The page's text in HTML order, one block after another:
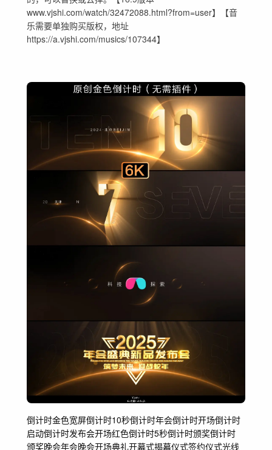
www.vjshi.com/watch/32472088.html?from=user】【音
乐需要单独购买版权，地址
https://a.vjshi.com/musics/107344】
倒计时金色宽屏倒计时10秒倒计时年会倒计时开场倒计时
启动倒计时发布会开场红色倒计时5秒倒计时颁奖倒计时
颁奖晚会年会晚会开场典礼开幕式揭幕仪式签约仪式光线